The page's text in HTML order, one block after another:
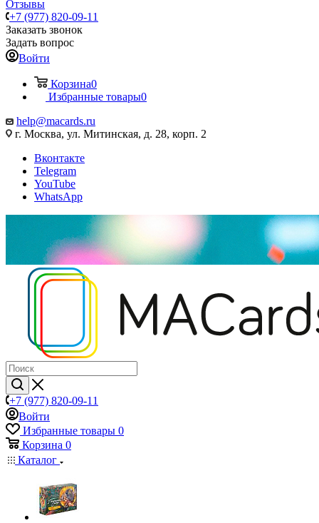
Отзывы
+7 (977) 820-09-11
Заказать звонок
Задать вопрос
Войти
Корзина0
Избранные товары0
help@macards.ru
г. Москва, ул. Митинская, д. 28, корп. 2
Вконтакте
Telegram
YouTube
WhatsApp
+7 (977) 820-09-11
Войти
Избранные товары 0
Корзина 0
Каталог